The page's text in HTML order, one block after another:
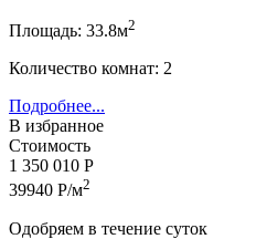
Площадь: 33.8м2
Количество комнат: 2
Подробнее...
В избранное
Стоимость
1 350 010 Р
39940 Р/м2
Одобряем в течение суток